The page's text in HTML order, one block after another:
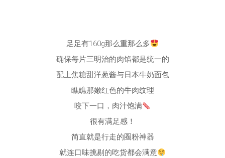
足足有160g那么重那么多
确保每片三明治的肉馅都是统一的
配上焦糖甜洋葱酱与日本牛奶面包
瞧瞧那嫩红色的牛肉纹理
咬下一口，肉汁饱满
很有满足感！
简直就是行走的圈粉神器
就连口味挑剔的吃货都会满意